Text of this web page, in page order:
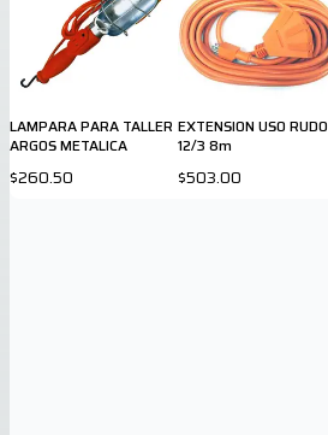
LAMPARA PARA TALLER
ARGOS METALICA
$260.50
EXTENSION USO RUDO
12/3 8m
$503.00